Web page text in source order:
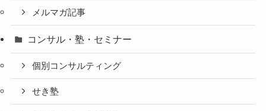
メルマガ記事
コンサル・塾・セミナー
個別コンサルティング
せき塾